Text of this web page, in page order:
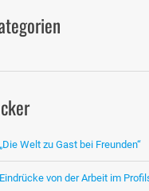
„Die Welt zu Gast bei Freunden“
Eindrücke von der Arbeit im